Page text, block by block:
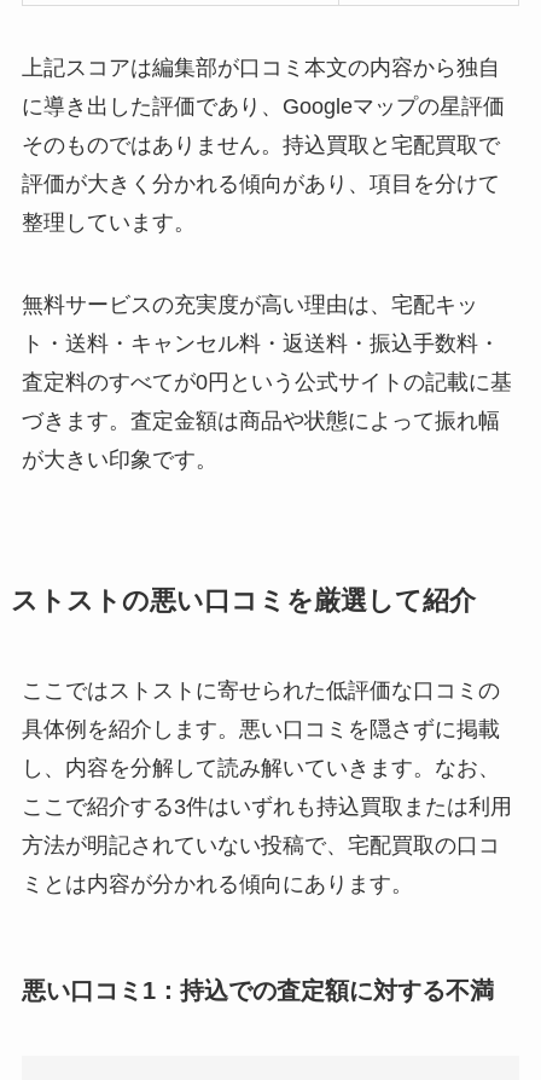
上記スコアは編集部が口コミ本文の内容から独自
に導き出した評価であり、Googleマップの星評価
そのものではありません。持込買取と宅配買取で
評価が大きく分かれる傾向があり、項目を分けて
整理しています。
無料サービスの充実度が高い理由は、宅配キッ
ト・送料・キャンセル料・返送料・振込手数料・
査定料のすべてが0円という公式サイトの記載に基
づきます。査定金額は商品や状態によって振れ幅
が大きい印象です。
ストストの悪い口コミを厳選して紹介
ここではストストに寄せられた低評価な口コミの
具体例を紹介します。悪い口コミを隠さずに掲載
し、内容を分解して読み解いていきます。なお、
ここで紹介する3件はいずれも持込買取または利用
方法が明記されていない投稿で、宅配買取の口コ
ミとは内容が分かれる傾向にあります。
悪い口コミ1：持込での査定額に対する不満